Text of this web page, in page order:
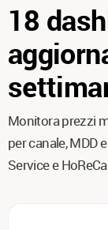
18
Monitora prezzi
per canale, MDD
Service e